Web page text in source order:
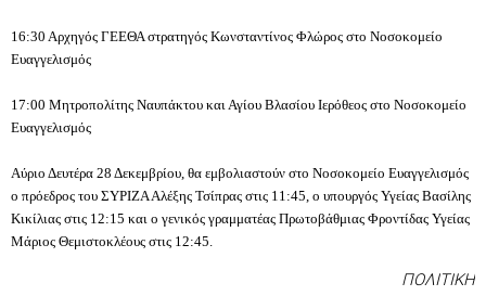
16:30 Αρχηγός ΓΕΕΘΑ στρατηγός Κωνσταντίνος Φλώρος στο Νοσοκομείο
Ευαγγελισμός
17:00 Μητροπολίτης Ναυπάκτου και Αγίου Βλασίου Ιερόθεος στο Νοσοκομείο
Ευαγγελισμός
Αύριο Δευτέρα 28 Δεκεμβρίου, θα εμβολιαστούν στο Νοσοκομείο Ευαγγελισμός
ο πρόεδρος του ΣΥΡΙΖΑ Αλέξης Τσίπρας στις 11:45, ο υπουργός Υγείας Βασίλης
Κικίλιας στις 12:15 και ο γενικός γραμματέας Πρωτοβάθμιας Φροντίδας Υγείας
Μάριος Θεμιστοκλέους στις 12:45.
ΠΟΛΙΤΙΚΗ